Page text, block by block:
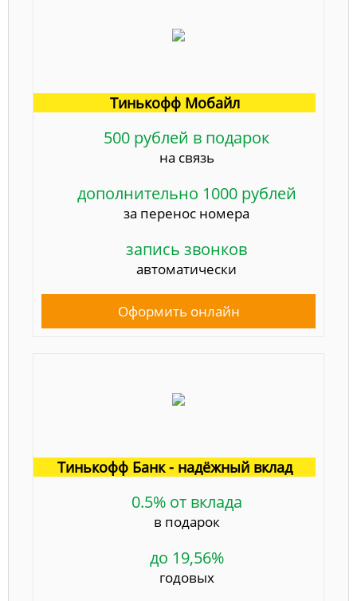
Тинькофф Мобайл
500 рублей в подарок
на связь
дополнительно 1000 рублей
за перенос номера
запись звонков
автоматически
Оформить онлайн
Тинькофф Банк - надёжный вклад
0.5% от вклада
в подарок
до 19,56%
годовых